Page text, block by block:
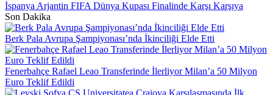
İspanya Arjantin FIFA Dünya Kupası Finalinde Karşı Karşıya
Son Dakika
Berk Pala Avrupa Şampiyonası’nda İkinciliği Elde Etti
Fenerbahçe Rafael Leao Transferinde İlerliyor Milan’a 50 Milyon
Euro Teklif Edildi